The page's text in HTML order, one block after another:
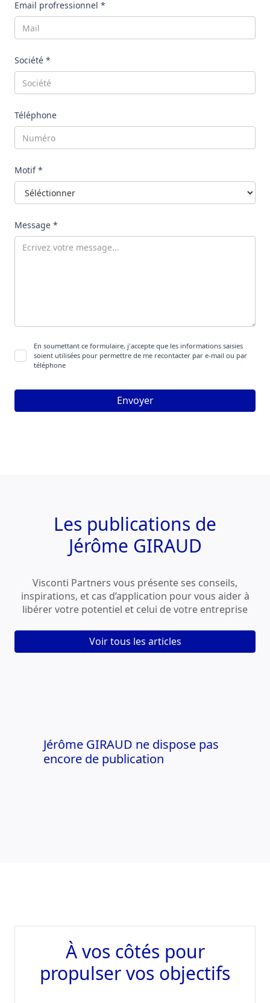
Email profressionnel *
Société *
Téléphone
Motif *
Message *
En soumettant ce formulaire, j'accepte que les informations saisies
soient utilisées pour permettre de me recontacter par e-mail ou par
téléphone
Les publications de
Jérôme GIRAUD
Visconti Partners vous présente ses conseils,
inspirations, et cas d’application pour vous aider à
libérer votre potentiel et celui de votre entreprise
Voir tous les articles
Jérôme GIRAUD ne dispose pas
encore de publication
À vos côtés pour
propulser vos objectifs